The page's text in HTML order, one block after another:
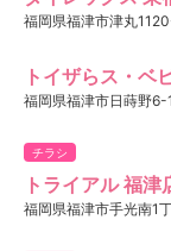
福岡県福津市津丸
トイザらス・ベ
福岡県福津市日蒔野
チラシ
トライアル 福津
福岡県福津市手光南1